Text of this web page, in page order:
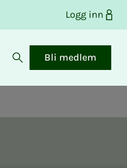
Logg inn
Åpne søk
Bli medlem